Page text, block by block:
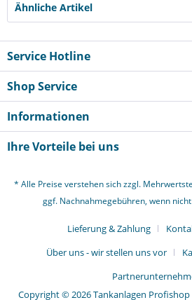
Ähnliche Artikel
Service Hotline
Shop Service
Informationen
Ihre Vorteile bei uns
* Alle Preise verstehen sich zzgl.
ggf. Nachnahmegebühren, wenn
Lieferung & Zahlung
Über uns - wir stellen uns vor
Copyright © 2026 Tankanlagen